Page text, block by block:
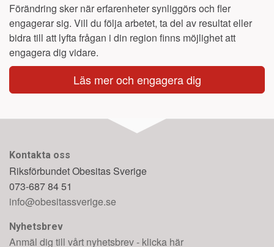
Förändring sker när erfarenheter synliggörs och fler
engagerar sig. Vill du följa arbetet, ta del av resultat eller
bidra till att lyfta frågan i din region finns möjlighet att
engagera dig vidare.
Läs mer och engagera dig
Kontakta oss
Riksförbundet Obesitas Sverige
073-687 84 51
info@obesitassverige.se
Nyhetsbrev
Anmäl dig till vårt nyhetsbrev - klicka här